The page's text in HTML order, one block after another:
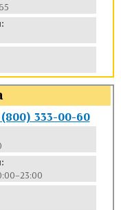
333-00-60